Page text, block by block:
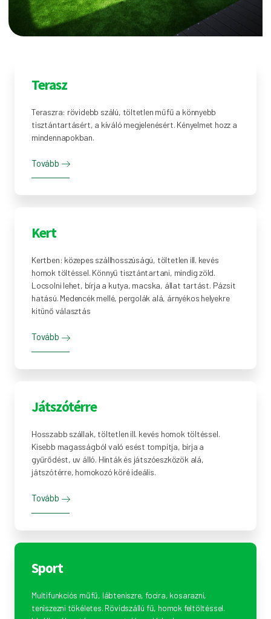
Terasz
Teraszra: rövidebb szálú, töltetlen műfű a könnyebb
tisztántartásért, a kíváló megjelenésért. Kényelmet hozz a
mindennapokban.
Tovább
Kert
Kertben: közepes szállhosszúságú, töltetlen ill. kevés
homok töltéssel. Könnyű tisztántartani, mindig zöld.
Locsolni lehet, bírja a kutya, macska, állat tartást. Pázsit
hatású. Medencék mellé, pergolák alá, árnyékos helyekre
kitünő választás
Tovább
Játszótérre
Hosszabb szállak, töltetlen ill. kevés homok töltéssel.
Kisebb magasságból való esést tompítja, bírja a
gyűrődést, uv álló. Hinták és játszóeszközök alá,
játszótérre, homokozó köré ideális.
Tovább
Sport
Multifunkciós műfű, lábteniszre, focira, kosarazni,
teniszezni tökéletes. Rövidszállú fű, homok feltöltéssel.